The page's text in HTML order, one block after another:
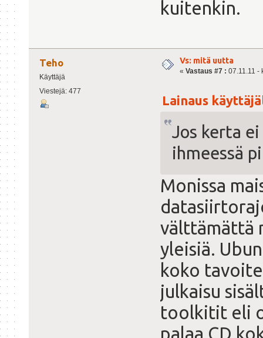
kuitenkin.
Teho
Käyttäjä
Viestejä: 477
Vs: mitä uutta
« Vastaus #7 : 07.11.11 -
Lainaus
Jos kerta
ihmeessä
Monissa
välttämättä
yleisiä.
koko
julkaisu
toolkitit eli
palaa CD